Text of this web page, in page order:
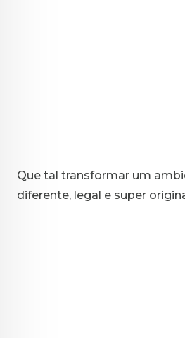
Que tal transformar um
diferente, legal e super